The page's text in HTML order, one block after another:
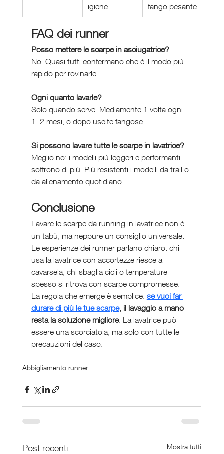
igiene
fango pesante
FAQ dei runner
Posso mettere le scarpe in asciugatrice?
No. Quasi tutti confermano che è il modo più
rapido per rovinarle.
Ogni quanto lavarle?
Solo quando serve. Mediamente 1 volta ogni
1–2 mesi, o dopo uscite fangose.
Si possono lavare tutte le scarpe in lavatrice?
Meglio no: i modelli più leggeri e performanti
soffrono di più. Più resistenti i modelli da trail o
da allenamento quotidiano.
Conclusione
Lavare le scarpe da running in lavatrice non è
un tabù, ma neppure un consiglio universale.
Le esperienze dei runner parlano chiaro: chi
usa la lavatrice con accortezze riesce a
cavarsela, chi sbaglia cicli o temperature
spesso si ritrova con scarpe compromesse.
La regola che emerge è semplice: se vuoi far
durare di più le tue scarpe, il lavaggio a mano
resta la soluzione migliore. La lavatrice può
essere una scorciatoia, ma solo con tutte le
precauzioni del caso.
Abbigliamento runner
Post recenti Mostra tutti